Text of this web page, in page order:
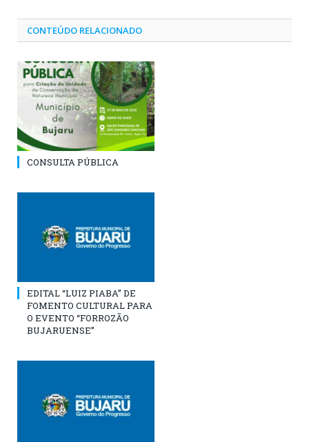
CONTEÚDO RELACIONADO
CONSULTA PÚBLICA
EDITAL “LUIZ PIABA” DE
FOMENTO CULTURAL PARA
O EVENTO “FORROZÃO
BUJARUENSE”